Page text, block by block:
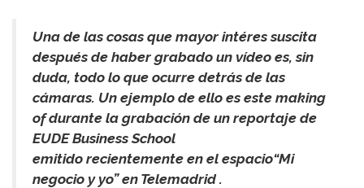
Una de las cosas que mayor intéres suscita
después de haber grabado un vídeo es, sin
duda, todo lo que ocurre detrás de las
cámaras. Un ejemplo de ello es este making
of durante la grabación de un reportaje de
EUDE Business School
emitido recientemente en el espacio“Mi
negocio y yo” en Telemadrid .